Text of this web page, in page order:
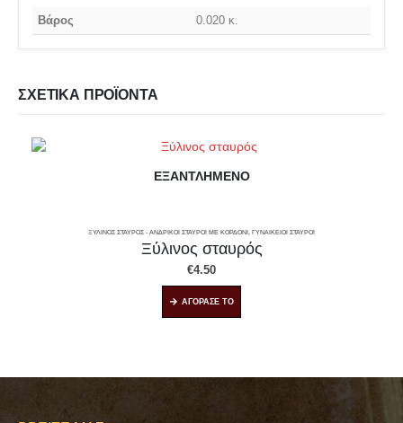
Βάρος 0.020 κ.
ΣΧΕΤΙΚΆ ΠΡΟΪΌΝΤΑ
ΕΞΑΝΤΛΗΜΈΝΟ
ΞΎΛΙΝΟΣ ΣΤΑΥΡΌΣ - ΑΝΔΡΙΚΟΊ ΣΤΑΥΡΟΊ ΜΕ ΚΟΡΔΌΝΙ, ΓΥΝΑΙΚΕΊΟΙ ΣΤΑΥΡΟΊ
Ξύλινος σταυρός
€4.50
ΑΓΟΡΑΣΕ ΤΟ